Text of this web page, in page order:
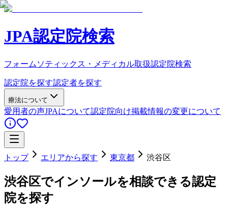
JPA認定院検索
フォームソティックス・メディカル取扱認定院検索
認定院を探す認定者を探す
療法について
愛用者の声JPAについて認定院向け掲載情報の変更について
トップ エリアから探す 東京都 渋谷区
渋谷区でインソールを相談できる認定
院を探す